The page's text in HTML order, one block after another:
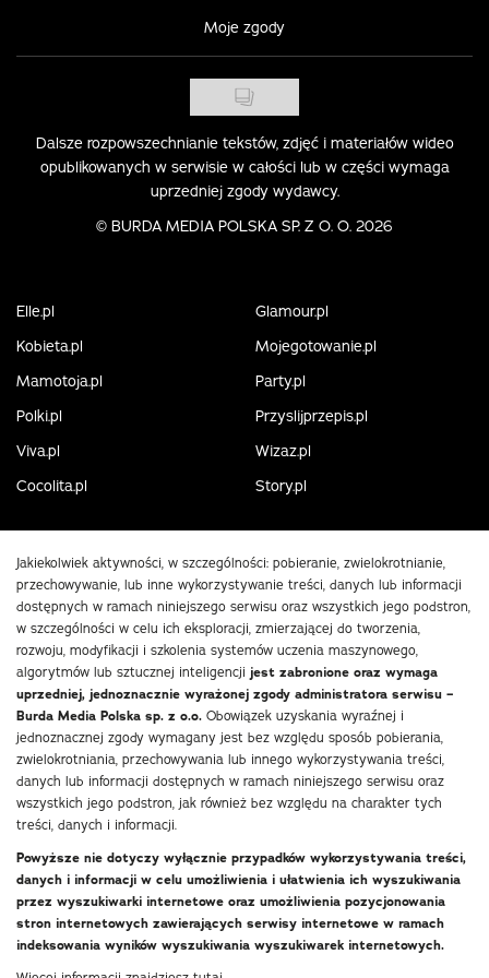
Moje zgody
Dalsze rozpowszechnianie tekstów, zdjęć i materiałów wideo
opublikowanych w serwisie w całości lub w części wymaga
uprzedniej zgody wydawcy.
© BURDA MEDIA POLSKA SP. Z O. O. 2026
Elle.pl
Glamour.pl
Kobieta.pl
Mojegotowanie.pl
Mamotoja.pl
Party.pl
Polki.pl
Przyslijprzepis.pl
Viva.pl
Wizaz.pl
Cocolita.pl
Story.pl
Jakiekolwiek aktywności, w szczególności: pobieranie, zwielokrotnianie,
przechowywanie, lub inne wykorzystywanie treści, danych lub informacji
dostępnych w ramach niniejszego serwisu oraz wszystkich jego podstron,
w szczególności w celu ich eksploracji, zmierzającej do tworzenia,
rozwoju, modyfikacji i szkolenia systemów uczenia maszynowego,
algorytmów lub sztucznej inteligencji jest zabronione oraz wymaga
uprzedniej, jednoznacznie wyrażonej zgody administratora serwisu –
Burda Media Polska sp. z o.o. Obowiązek uzyskania wyraźnej i
jednoznacznej zgody wymagany jest bez względu sposób pobierania,
zwielokrotniania, przechowywania lub innego wykorzystywania treści,
danych lub informacji dostępnych w ramach niniejszego serwisu oraz
wszystkich jego podstron, jak również bez względu na charakter tych
treści, danych i informacji.
Powyższe nie dotyczy wyłącznie przypadków wykorzystywania treści,
danych i informacji w celu umożliwienia i ułatwienia ich wyszukiwania
przez wyszukiwarki internetowe oraz umożliwienia pozycjonowania
stron internetowych zawierających serwisy internetowe w ramach
indeksowania wyników wyszukiwania wyszukiwarek internetowych.